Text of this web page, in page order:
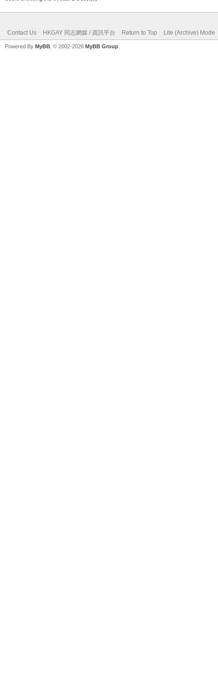
Contact Us HKGAY 同志網媒 / 資訊平台 Return to Top Lite (Archive) Mode
Powered By MyBB , © 2002-2026 MyBB Group